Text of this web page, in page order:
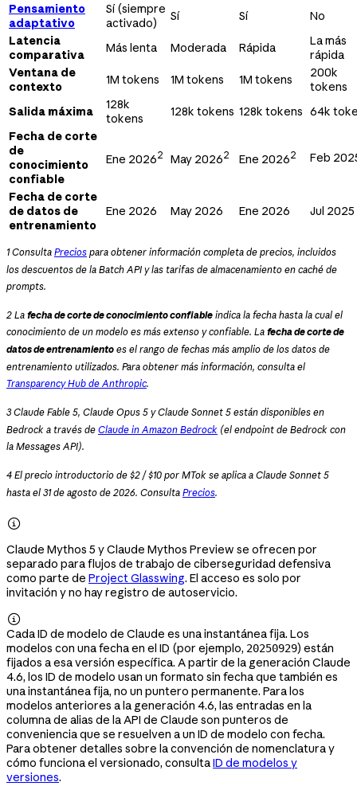
Pensamiento
adaptativo
Sí (siempre
activado)
Sí Sí
No
Latencia
comparativa
Más lenta Moderada Rápida
La más
rápida
Ventana de
contexto
1M tokens 1M tokens 1M tokens
200k
tokens
Salida máxima
128k
tokens
128k tokens 128k tokens 64k
Fecha de corte
de
conocimiento
confiable
Ene 20262 May 20262 Ene 20262 Feb
Fecha de corte
de datos de
entrenamiento
Ene 2026 May 2026 Ene 2026 Jul 2025
1 Consulta Precios para obtener información completa de precios, incluidos
los descuentos de la Batch API y las tarifas de almacenamiento en caché de
prompts.
2 La fecha de corte de conocimiento confiable indica la fecha hasta la cual el
conocimiento de un modelo es más extenso y confiable. La fecha de corte de
datos de entrenamiento es el rango de fechas más amplio de los datos de
entrenamiento utilizados. Para obtener más información, consulta el
Transparency Hub de Anthropic.
3 Claude Fable 5, Claude Opus 5 y Claude Sonnet 5 están disponibles en
Bedrock a través de Claude in Amazon Bedrock (el endpoint de Bedrock con
la Messages API).
4 El precio introductorio de $2 / $10 por MTok se aplica a Claude Sonnet 5
hasta el 31 de agosto de 2026. Consulta Precios.

Claude Mythos 5 y Claude Mythos Preview se ofrecen por
separado para flujos de trabajo de ciberseguridad defensiva
como parte de Project Glasswing. El acceso es solo por
invitación y no hay registro de autoservicio.

Cada ID de modelo de Claude es una instantánea fija. Los
modelos con una fecha en el ID (por ejemplo, 20250929) están
fijados a esa versión específica. A partir de la generación Claude
4.6, los ID de modelo usan un formato sin fecha que también es
una instantánea fija, no un puntero permanente. Para los
modelos anteriores a la generación 4.6, las entradas en la
columna de alias de la API de Claude son punteros de
conveniencia que se resuelven a un ID de modelo con fecha.
Para obtener detalles sobre la convención de nomenclatura y
cómo funciona el versionado, consultaID de modelos y
versiones.